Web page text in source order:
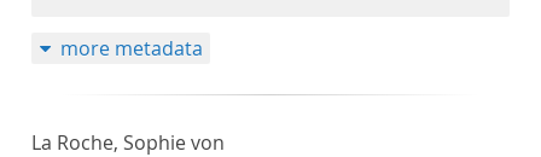
more metadata
La Roche, Sophie von